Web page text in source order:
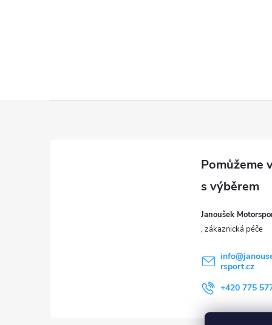
Janoušek
info@
rsport.cz
+420 775